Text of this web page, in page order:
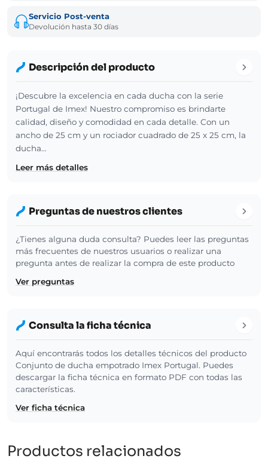
Servicio Post-venta
Devolución hasta 30 días
Descripción del producto
¡Descubre la excelencia en cada ducha con la serie
Portugal de Imex! Nuestro compromiso es brindarte
calidad, diseño y comodidad en cada detalle. Con un
ancho de 25 cm y un rociador cuadrado de 25 x 25 cm, la
ducha…
Leer más detalles
Preguntas de nuestros clientes
¿Tienes alguna duda consulta? Puedes leer las preguntas
más frecuentes de nuestros usuarios o realizar una
pregunta antes de realizar la compra de este producto
Ver preguntas
Consulta la ficha técnica
Aquí encontrarás todos los detalles técnicos del producto
Conjunto de ducha empotrado Imex Portugal. Puedes
descargar la ficha técnica en formato PDF con todas las
características.
Ver ficha técnica
Productos relacionados